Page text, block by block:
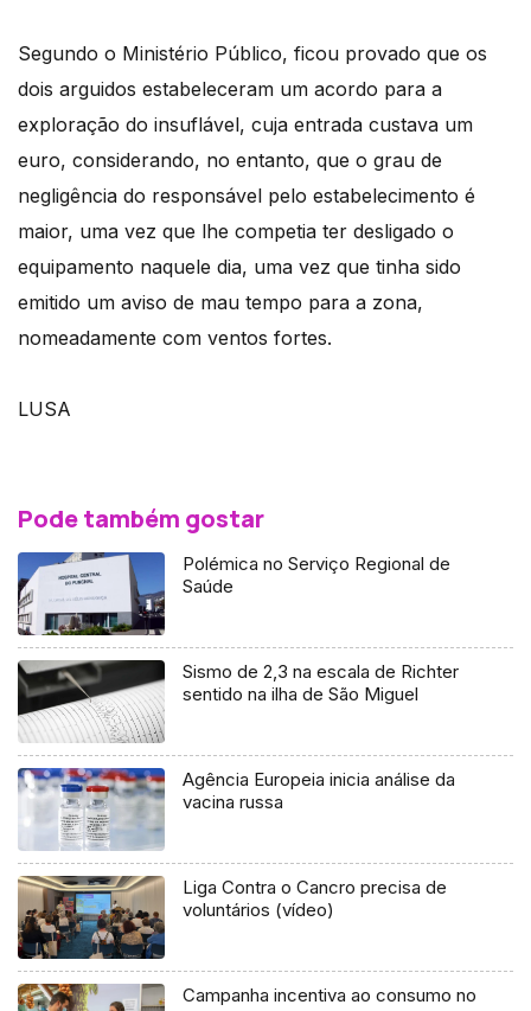
Segundo o Ministério Público, ficou provado que os
dois arguidos estabeleceram um acordo para a
exploração do insuflável, cuja entrada custava um
euro, considerando, no entanto, que o grau de
negligência do responsável pelo estabelecimento é
maior, uma vez que lhe competia ter desligado o
equipamento naquele dia, uma vez que tinha sido
emitido um aviso de mau tempo para a zona,
nomeadamente com ventos fortes.
LUSA
Pode também gostar
Polémica no Serviço Regional de
Saúde
Sismo de 2,3 na escala de Richter
sentido na ilha de São Miguel
Agência Europeia inicia análise da
vacina russa
Liga Contra o Cancro precisa de
voluntários (vídeo)
Campanha incentiva ao consumo no